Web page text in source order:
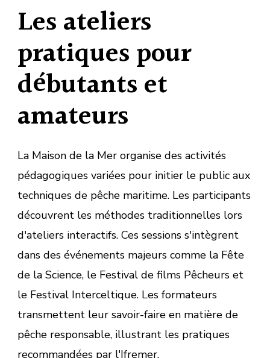
Les ateliers
pratiques pour
débutants et
amateurs
La Maison de la Mer organise des activités
pédagogiques variées pour initier le public aux
techniques de pêche maritime. Les participants
découvrent les méthodes traditionnelles lors
d'ateliers interactifs. Ces sessions s'intègrent
dans des événements majeurs comme la Fête
de la Science, le Festival de films Pêcheurs et
le Festival Interceltique. Les formateurs
transmettent leur savoir-faire en matière de
pêche responsable, illustrant les pratiques
recommandées par l'Ifremer.